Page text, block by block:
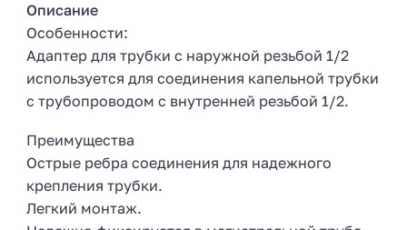
Описание
Особенности:
Адаптер для трубки с наружной резьбой 1/2
используется для соединения капельной трубки
с трубопроводом с внутренней резьбой 1/2.
Преимущества
Острые ребра соединения для надежного
крепления трубки.
Легкий монтаж.